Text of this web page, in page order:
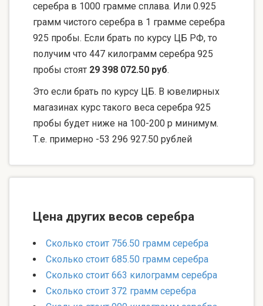
серебра в 1000 грамме сплава. Или 0.925
грамм чистого серебра в 1 грамме серебра
925 пробы. Если брать по курсу ЦБ РФ, то
получим что 447 килограмм серебра 925
пробы стоят 29 398 072.50 руб.
Это если брать по курсу ЦБ. В ювелирных
магазинах курс такого веса серебра 925
пробы будет ниже на 100-200 р минимум.
Т.е. примерно -53 296 927.50 рублей
Цена других весов серебра
Сколько стоит 756.50 грамм серебра
Сколько стоит 685.50 грамм серебра
Сколько стоит 663 килограмм серебра
Сколько стоит 372 грамм серебра